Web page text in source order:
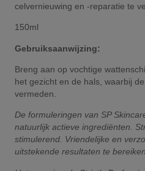
celvernieuwing en -reparatie te
150ml
Gebruiksaanwijzing:
Breng aan op vochtige
het gezicht en de hals, waarbij
vermeden.
De formuleringen van SP
natuurlijk actieve ingrediënten.
stimulerend. Vriendelijke en
uitstekende resultaten te